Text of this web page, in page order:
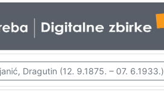
Dragutin (12. 9.1875. – 07. 6.1933.)